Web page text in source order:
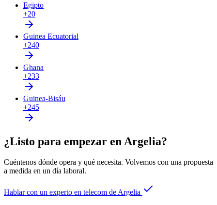
Egipto
+20
Guinea Ecuatorial
+240
Ghana
+233
Guinea-Bisáu
+245
¿Listo para empezar en Argelia?
Cuéntenos dónde opera y qué necesita. Volvemos con una propuesta
a medida en un día laboral.
Hablar con un experto en telecom de Argelia